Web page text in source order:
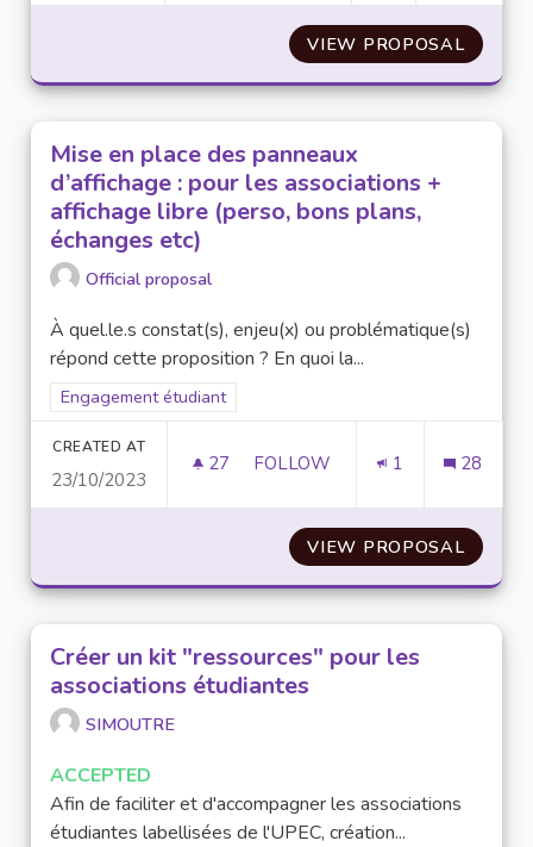
VIEW PROPOSAL
Mise en place des panneaux
d’affichage : pour les associations +
affichage libre (perso, bons plans,
échanges etc)
Official proposal
À quel.le.s constat(s), enjeu(x) ou problématique(s)
répond cette proposition ? En quoi la...
Filter results for scope: Engagement étudiant
Engagement étudiant
CREATED AT
23/10/2023
27 27 FOLLOWERS
FOLLOW 1 28
VIEW PROPOSALMISE
Créer un kit "ressources" pour les
associations étudiantes
SIMOUTRE
ACCEPTED
Afin de faciliter et d'accompagner les associations
étudiantes labellisées de l'UPEC, création...